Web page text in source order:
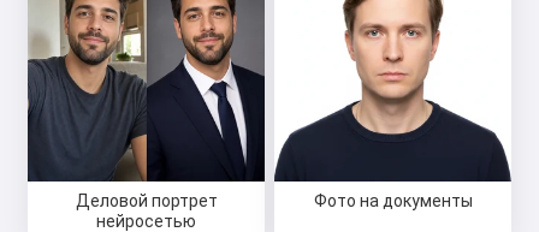
Деловой портрет
нейросетью
Фото на документы